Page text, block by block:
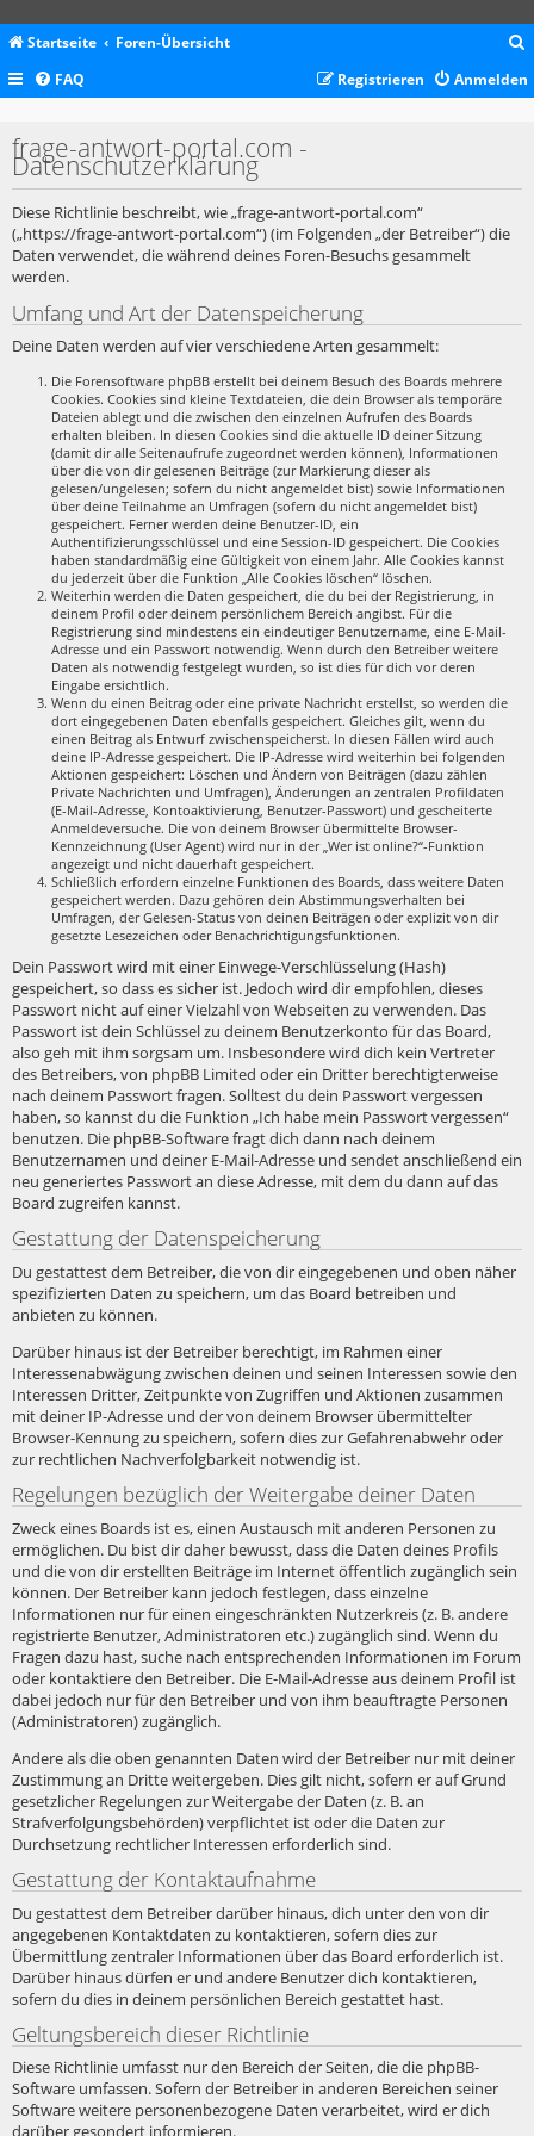
Startseite Foren-Übersicht
c
FAQ Anmelden
Registrieren
frage-antwort-portal.com -
Datenschutzerklärung
Diese Richtlinie beschreibt, wie „frage-antwort-portal.com“
(„https://frage-antwort-portal.com“) (im Folgenden „der Betreiber“) die
Daten verwendet, die während deines Foren-Besuchs gesammelt
werden.
Umfang und Art der Datenspeicherung
Deine Daten werden auf vier verschiedene Arten gesammelt:
Die Forensoftware phpBB erstellt bei deinem Besuch des Boards mehrere
Cookies. Cookies sind kleine Textdateien, die dein Browser als temporäre
Dateien ablegt und die zwischen den einzelnen Aufrufen des Boards
erhalten bleiben. In diesen Cookies sind die aktuelle ID deiner Sitzung
(damit dir alle Seitenaufrufe zugeordnet werden können), Informationen
über die von dir gelesenen Beiträge (zur Markierung dieser als
gelesen/ungelesen; sofern du nicht angemeldet bist) sowie Informationen
über deine Teilnahme an Umfragen (sofern du nicht angemeldet bist)
gespeichert. Ferner werden deine Benutzer-ID, ein
Authentifizierungsschlüssel und eine Session-ID gespeichert. Die Cookies
haben standardmäßig eine Gültigkeit von einem Jahr. Alle Cookies kannst
du jederzeit über die Funktion „Alle Cookies löschen“ löschen.
Weiterhin werden die Daten gespeichert, die du bei der Registrierung, in
deinem Profil oder deinem persönlichem Bereich angibst. Für die
Registrierung sind mindestens ein eindeutiger Benutzername, eine E-Mail-
Adresse und ein Passwort notwendig. Wenn durch den Betreiber weitere
Daten als notwendig festgelegt wurden, so ist dies für dich vor deren
Eingabe ersichtlich.
Wenn du einen Beitrag oder eine private Nachricht erstellst, so werden die
dort eingegebenen Daten ebenfalls gespeichert. Gleiches gilt, wenn du
einen Beitrag als Entwurf zwischenspeicherst. In diesen Fällen wird auch
deine IP-Adresse gespeichert. Die IP-Adresse wird weiterhin bei folgenden
Aktionen gespeichert: Löschen und Ändern von Beiträgen (dazu zählen
Private Nachrichten und Umfragen), Änderungen an zentralen Profildaten
(E-Mail-Adresse, Kontoaktivierung, Benutzer-Passwort) und gescheiterte
Anmeldeversuche. Die von deinem Browser übermittelte Browser-
Kennzeichnung (User Agent) wird nur in der „Wer ist online?“-Funktion
angezeigt und nicht dauerhaft gespeichert.
Schließlich erfordern einzelne Funktionen des Boards, dass weitere Daten
gespeichert werden. Dazu gehören dein Abstimmungsverhalten bei
Umfragen, der Gelesen-Status von deinen Beiträgen oder explizit von dir
gesetzte Lesezeichen oder Benachrichtigungsfunktionen.
Dein Passwort wird mit einer Einwege-Verschlüsselung (Hash)
gespeichert, so dass es sicher ist. Jedoch wird dir empfohlen, dieses
Passwort nicht auf einer Vielzahl von Webseiten zu verwenden. Das
Passwort ist dein Schlüssel zu deinem Benutzerkonto für das Board,
also geh mit ihm sorgsam um. Insbesondere wird dich kein Vertreter
des Betreibers, von phpBB Limited oder ein Dritter berechtigterweise
nach deinem Passwort fragen. Solltest du dein Passwort vergessen
haben, so kannst du die Funktion „Ich habe mein Passwort vergessen“
benutzen. Die phpBB-Software fragt dich dann nach deinem
Benutzernamen und deiner E-Mail-Adresse und sendet anschließend ein
neu generiertes Passwort an diese Adresse, mit dem du dann auf das
Board zugreifen kannst.
Gestattung der Datenspeicherung
Du gestattest dem Betreiber, die von dir eingegebenen und oben näher
spezifizierten Daten zu speichern, um das Board betreiben und
anbieten zu können.
Darüber hinaus ist der Betreiber berechtigt, im Rahmen einer
Interessenabwägung zwischen deinen und seinen Interessen sowie den
Interessen Dritter, Zeitpunkte von Zugriffen und Aktionen zusammen
mit deiner IP-Adresse und der von deinem Browser übermittelter
Browser-Kennung zu speichern, sofern dies zur Gefahrenabwehr oder
zur rechtlichen Nachverfolgbarkeit notwendig ist.
Regelungen bezüglich der Weitergabe deiner Daten
Zweck eines Boards ist es, einen Austausch mit anderen Personen zu
ermöglichen. Du bist dir daher bewusst, dass die Daten deines Profils
und die von dir erstellten Beiträge im Internet öffentlich zugänglich sein
können. Der Betreiber kann jedoch festlegen, dass einzelne
Informationen nur für einen eingeschränkten Nutzerkreis (z. B. andere
registrierte Benutzer, Administratoren etc.) zugänglich sind. Wenn du
Fragen dazu hast, suche nach entsprechenden Informationen im Forum
oder kontaktiere den Betreiber. Die E-Mail-Adresse aus deinem Profil ist
dabei jedoch nur für den Betreiber und von ihm beauftragte Personen
(Administratoren) zugänglich.
Andere als die oben genannten Daten wird der Betreiber nur mit deiner
Zustimmung an Dritte weitergeben. Dies gilt nicht, sofern er auf Grund
gesetzlicher Regelungen zur Weitergabe der Daten (z. B. an
Strafverfolgungsbehörden) verpflichtet ist oder die Daten zur
Durchsetzung rechtlicher Interessen erforderlich sind.
Gestattung der Kontaktaufnahme
Du gestattest dem Betreiber darüber hinaus, dich unter den von dir
angegebenen Kontaktdaten zu kontaktieren, sofern dies zur
Übermittlung zentraler Informationen über das Board erforderlich ist.
Darüber hinaus dürfen er und andere Benutzer dich kontaktieren,
sofern du dies in deinem persönlichen Bereich gestattet hast.
Geltungsbereich dieser Richtlinie
Diese Richtlinie umfasst nur den Bereich der Seiten, die die phpBB-
Software umfassen. Sofern der Betreiber in anderen Bereichen seiner
Software weitere personenbezogene Daten verarbeitet, wird er dich
darüber gesondert informieren.